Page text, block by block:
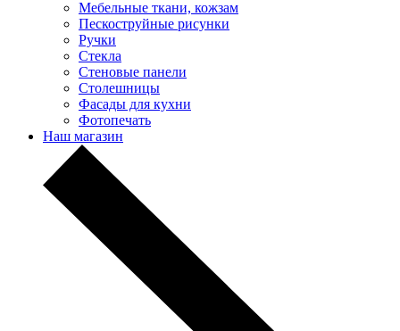
Мебельные ткани, кожзам
Пескоструйные рисунки
Ручки
Стекла
Стеновые панели
Столешницы
Фасады для кухни
Фотопечать
Наш магазин